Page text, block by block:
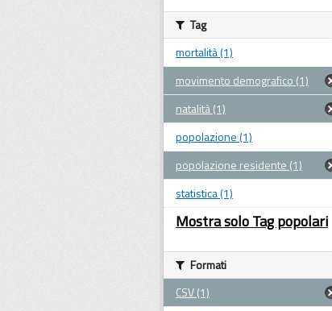
Tag
mortalità (1)
movimento demografico (1)
natalità (1)
popolazione (1)
popolazione residente (1)
statistica (1)
Mostra solo Tag popolari
Formati
CSV (1)